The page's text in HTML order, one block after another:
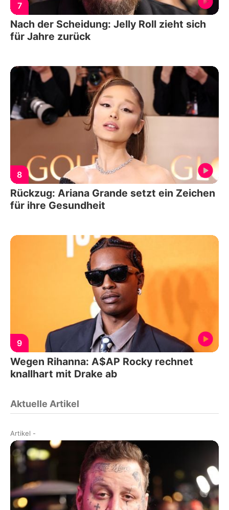
7
Nach der Scheidung: Jelly Roll zieht sich
für Jahre zurück
8
Rückzug: Ariana Grande setzt ein Zeichen
für ihre Gesundheit
9
Wegen Rihanna: A$AP Rocky rechnet
knallhart mit Drake ab
Aktuelle Artikel
Artikel -